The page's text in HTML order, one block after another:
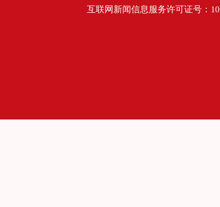
互联网新闻信息服务许可证号：